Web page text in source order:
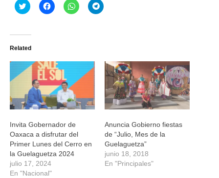
Haz
clic
Twitter
abre
una
ventana
nueva)
Haz
clic
una
ventana
nueva)
Haz
clic
una
ventana
nueva)
Haz
clic
una
ventana
nueva)
Related
Invita Gobernador de
Oaxaca a disfrutar del
Primer Lunes del Cerro en
la Guelaguetza 2024
julio 17, 2024
En "Nacional"
Anuncia Gobierno fiestas
de “Julio, Mes de la
Guelaguetza”
junio 18, 2018
En "Principales"